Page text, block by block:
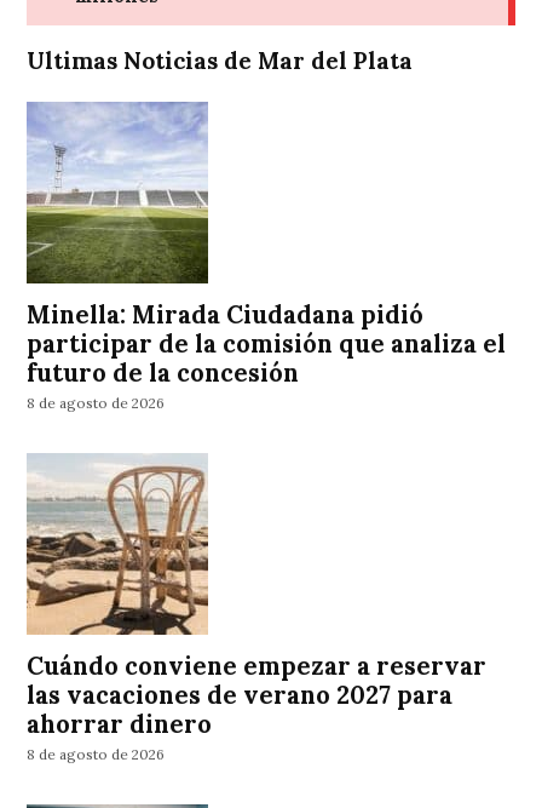
Ultimas Noticias de Mar del Plata
Minella: Mirada Ciudadana pidió
participar de la comisión que analiza el
futuro de la concesión
8 de agosto de 2026
Cuándo conviene empezar a reservar
las vacaciones de verano 2027 para
ahorrar dinero
8 de agosto de 2026